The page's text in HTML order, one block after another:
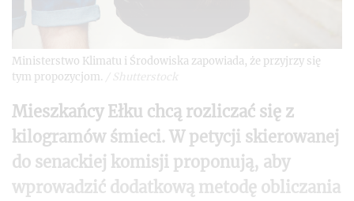
Ministerstwo Klimatu i Środowiska zapowiada, że przyjrzy się
tym propozycjom.
Shutterstock
Mieszkańcy Ełku chcą rozliczać się z
kilogramów śmieci. W petycji skierowanej
do senackiej komisji proponują, aby
wprowadzić dodatkową metodę obliczania